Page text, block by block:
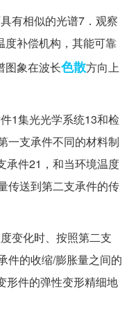
有相似的光谱7．观察
度补偿机构，其能可靠
图象在波长色散方向上
1集光光学系统13和检
一支承件不同的材料制
承件21，和当环境温度
传送到第二支承件的传
变化时、按照第二支
件的收缩/膨胀量之间的
形件的弹性变形精细地